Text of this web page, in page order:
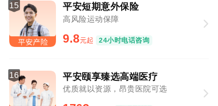
15 平安短期意外保险
高风险运动保障
9.8元起 24小时电话咨询
16 平安颐享臻选高端医疗
优质就以资源，昂贵医院可选